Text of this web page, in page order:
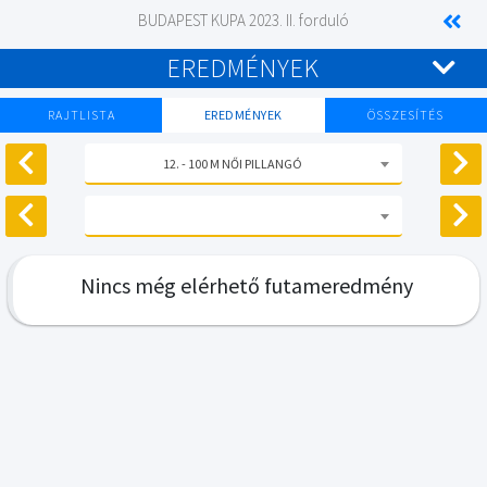
BUDAPEST KUPA 2023. II. forduló
EREDMÉNYEK
RAJTLISTA EREDMÉNYEK ÖSSZESÍTÉS
12. - 100 M NŐI PILLANGÓ
Nincs még elérhető futameredmény